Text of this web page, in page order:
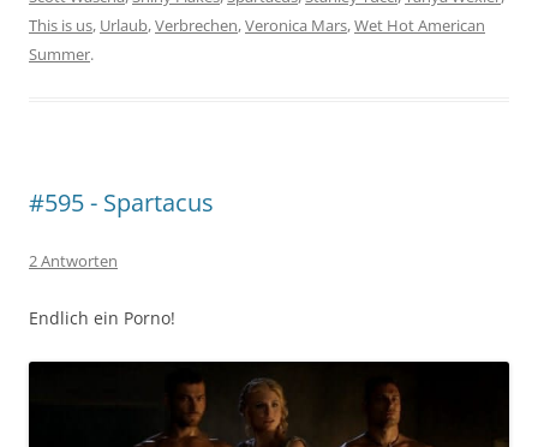
This is us, Urlaub,Verbrechen,Veronica Mars,Wet Hot American
Summer.
#595 - Spartacus
2 Antworten
Endlich ein Porno!